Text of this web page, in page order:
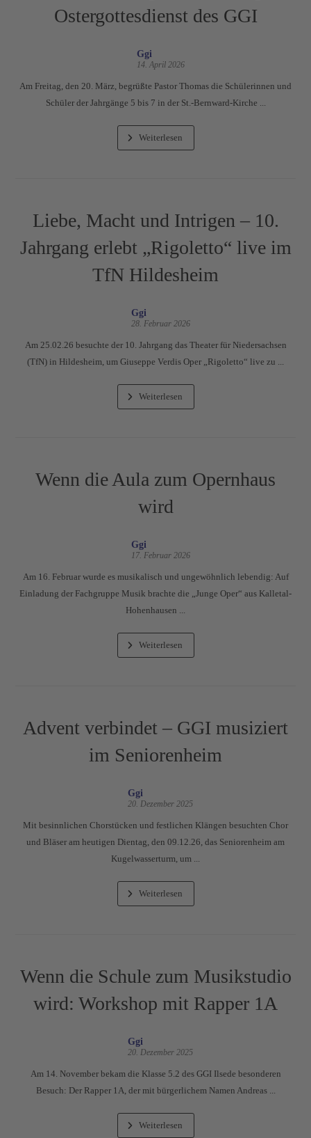
Ostergottesdienst des GGI
Ggi
14. April 2026
Am Freitag, den 20. März, begrüßte Pastor Thomas die Schülerinnen und
Schüler der Jahrgänge 5 bis 7 in der St.-Bernward-Kirche ...
Weiterlesen
Liebe, Macht und Intrigen – 10.
Jahrgang erlebt „Rigoletto“ live im
TfN Hildesheim
Ggi
28. Februar 2026
Am 25.02.26 besuchte der 10. Jahrgang das Theater für Niedersachsen
(TfN) in Hildesheim, um Giuseppe Verdis Oper „Rigoletto“ live zu ...
Weiterlesen
Wenn die Aula zum Opernhaus
wird
Ggi
17. Februar 2026
Am 16. Februar wurde es musikalisch und ungewöhnlich lebendig: Auf
Einladung der Fachgruppe Musik brachte die „Junge Oper“ aus Kalletal-
Hohenhausen ...
Weiterlesen
Advent verbindet – GGI musiziert
im Seniorenheim
Ggi
20. Dezember 2025
Mit besinnlichen Chorstücken und festlichen Klängen besuchten Chor
und Bläser am heutigen Dientag, den 09.12.26, das Seniorenheim am
Kugelwasserturm, um ...
Weiterlesen
Wenn die Schule zum Musikstudio
wird: Workshop mit Rapper 1A
Ggi
20. Dezember 2025
Am 14. November bekam die Klasse 5.2 des GGI Ilsede besonderen
Besuch: Der Rapper 1A, der mit bürgerlichem Namen Andreas ...
Weiterlesen